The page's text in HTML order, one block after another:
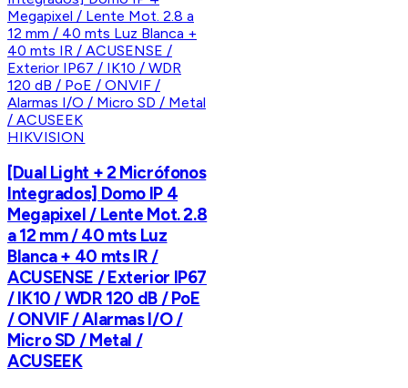
HIKVISION
[Dual Light + 2 Micrófonos
Integrados] Domo IP 4
Megapixel / Lente Mot. 2.8
a 12 mm / 40 mts Luz
Blanca + 40 mts IR /
ACUSENSE / Exterior IP67
/ IK10 / WDR 120 dB / PoE
/ ONVIF / Alarmas I/O /
Micro SD / Metal /
ACUSEEK